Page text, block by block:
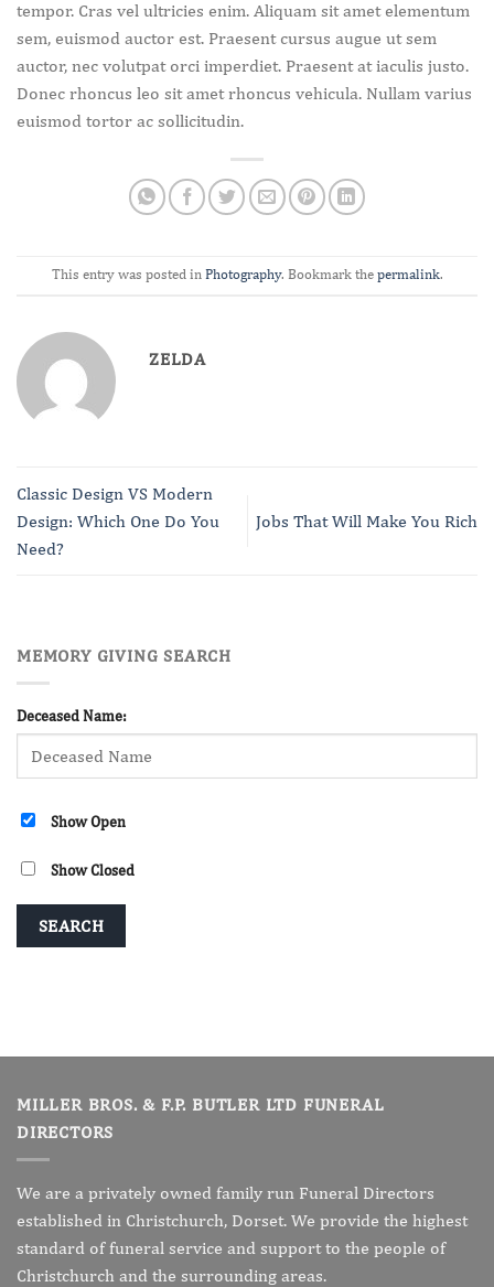
tempor. Cras vel ultricies enim. Aliquam sit amet elementum
sem, euismod auctor est. Praesent cursus augue ut sem
auctor, nec volutpat orci imperdiet. Praesent at iaculis justo.
Donec rhoncus leo sit amet rhoncus vehicula. Nullam varius
euismod tortor ac sollicitudin.
This entry was posted in Photography. Bookmark the permalink.
ZELDA
Classic Design VS Modern
Design: Which One Do You
Need?
Jobs That Will Make You Rich
MEMORY GIVING SEARCH
Deceased Name:
Show Open
Show Closed
MILLER BROS. & F.P. BUTLER LTD FUNERAL
DIRECTORS
We are a privately owned family run Funeral Directors
established in Christchurch, Dorset. We provide the highest
standard of funeral service and support to the people of
Christchurch and the surrounding areas.